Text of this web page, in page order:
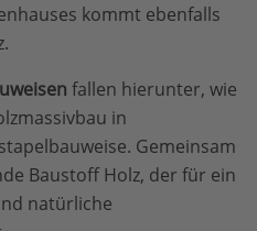
kommt ebenfalls
fallen hierunter, wie
in
Gemeinsam
Baustoff Holz, der für ein
natürliche